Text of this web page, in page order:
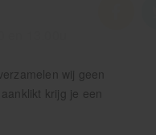
wij geen
krijg je een